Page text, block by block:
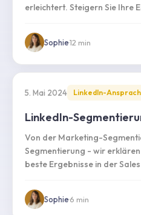
erleichtert. Steigern Sie Ihre
Sophie·12 min
5. Mai 2024 LinkedIn-
LinkedIn-
Von der Marketing-
Segmentierung - wir
beste Ergebnisse in der
Sophie·6 min